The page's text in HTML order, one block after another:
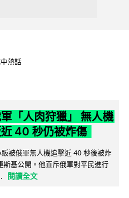
熱話
「人肉狩獵」 無人機
40 秒仍被炸傷
被俄軍無人機追擊近 40 秒後被炸
斯基公開。他直斥俄軍對平民進行
閱讀全文